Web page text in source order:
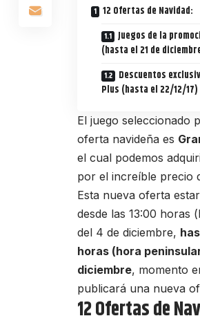
12 Ofertas de Navidad:
Juegos de la
(hasta el 21 de
Descuentos
Plus (hasta el 22/12/17)
El juego seleccionado
oferta navideña es
el cual podemos
por el increíble precio
Esta nueva oferta
desde las 13:00 horas
del 4 de diciembre,
horas (hora
diciembre, momento
publicará una nueva
12 Ofertas de